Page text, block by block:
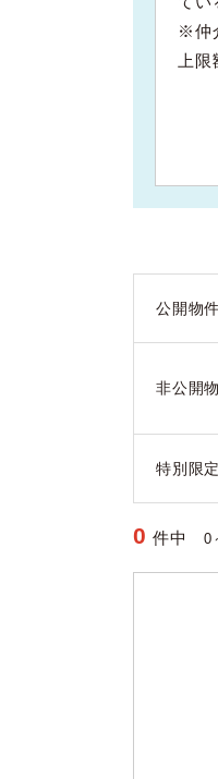
※仲
上
公開物件
非公開
特別限
0 件中 0